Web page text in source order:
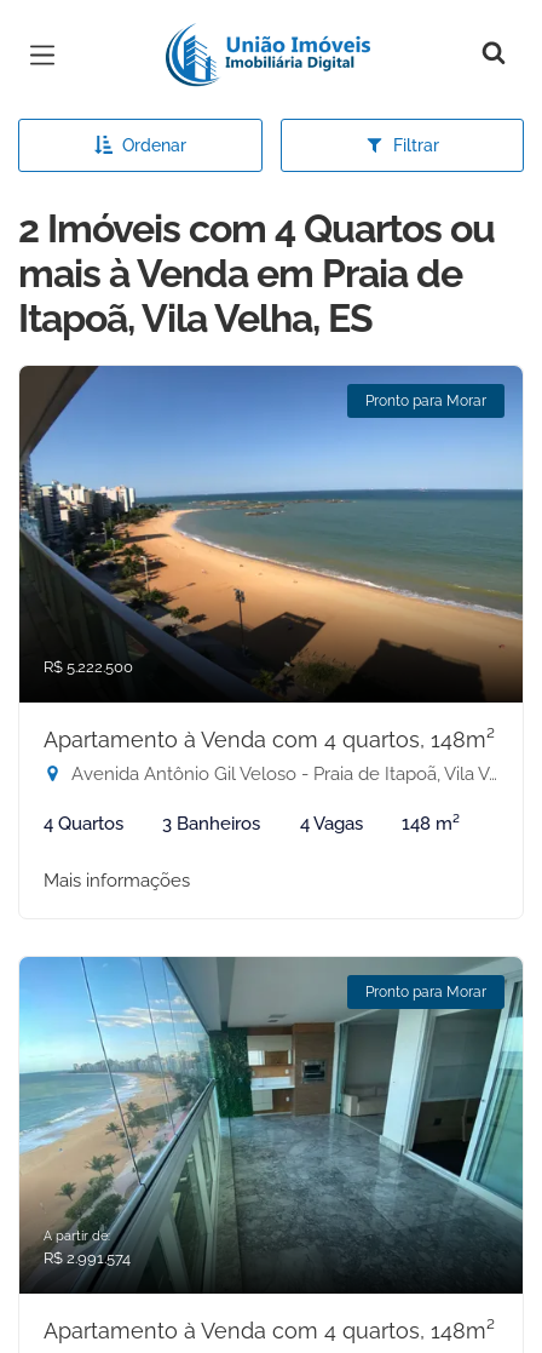
Página inicial
Ordenar Filtrar
2 Imóveis com 4 Quartos ou
mais à Venda em Praia de
Itapoã, Vila Velha, ES
Pronto para Morar
R$ 5.222.500
Apartamento à Venda com 4 quartos, 148m²
Avenida Antônio Gil Veloso - Praia de Itapoã, Vila Velha-ES
4 Quartos 3 Banheiros 4 Vagas 148 m²
Mais informações
Pronto para Morar
A partir de:
R$ 2.991.574
Apartamento à Venda com 4 quartos, 148m²